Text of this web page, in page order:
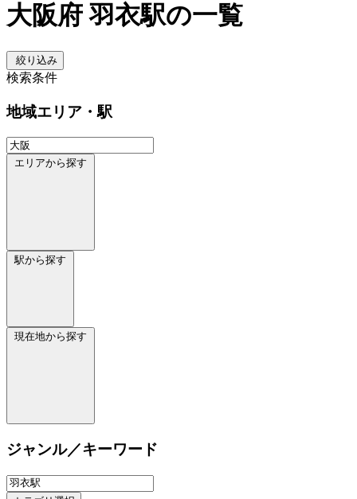
大阪府 羽衣駅の一覧
絞り込み
検索条件
地域エリア・駅
エリアから探す
駅から探す
現在地から探す
ジャンル／キーワード